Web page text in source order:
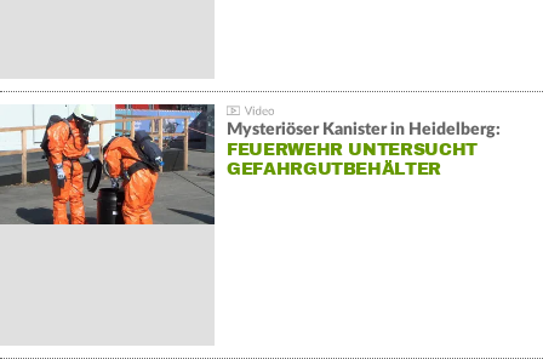
Mysteriöser Kanister in Heidelberg:
FEUERWEHR UNTERSUCHT
GEFAHRGUTBEHÄLTER